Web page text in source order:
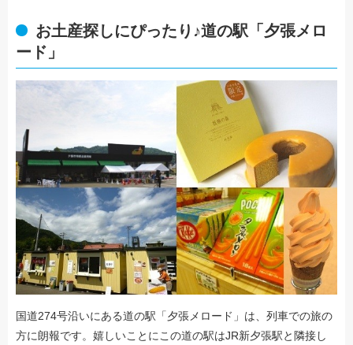
お土産探しにぴったり♪道の駅「夕張メロ
ード」
国道274号沿いにある道の駅「夕張メロード」は、列車での旅の
方に朗報です。嬉しいことにこの道の駅はJR新夕張駅と隣接し